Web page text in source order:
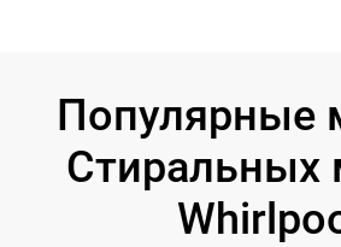
Популярные
Стиральных